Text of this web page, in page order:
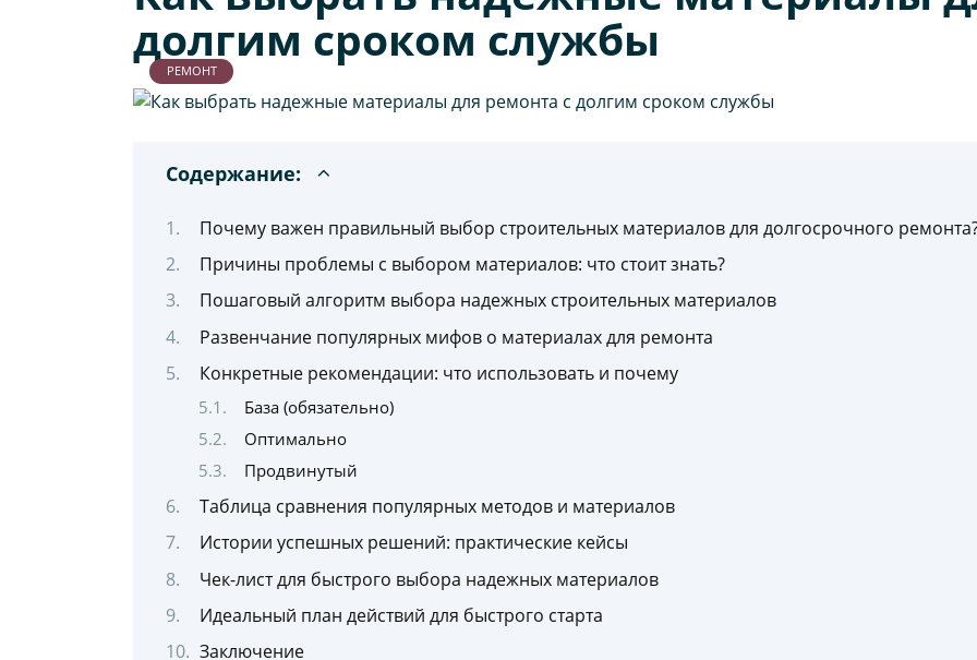
долгим сроком службы
РЕМОНТ
Содержание:
Почему важен правильный выбор строительных материалов для долгосрочного
Причины проблемы с выбором материалов: что стоит знать?
Пошаговый алгоритм выбора надежных строительных материалов
Развенчание популярных мифов о материалах для ремонта
Конкретные рекомендации: что использовать и почему
База (обязательно)
Оптимально
Продвинутый
Таблица сравнения популярных методов и материалов
Истории успешных решений: практические кейсы
Чек-лист для быстрого выбора надежных материалов
Идеальный план действий для быстрого старта
Заключение